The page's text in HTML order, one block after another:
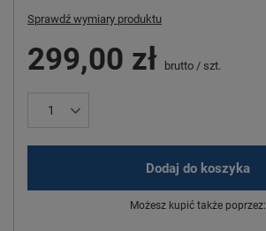
Sprawdź wymiary produktu
299,00 zł brutto / szt.
Dodaj do koszyka
Możesz kupić także poprzez: